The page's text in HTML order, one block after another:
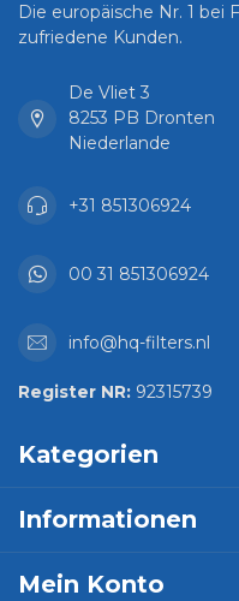
Die europäische Nr. 1
zufriedene Kunden.
De Vliet 3
8253 PB Dronten
Niederlande
+31 851306924
00 31 851306924
info@hq-filters.nl
Register NR: 92315739
Kategorien
Informationen
Mein Konto